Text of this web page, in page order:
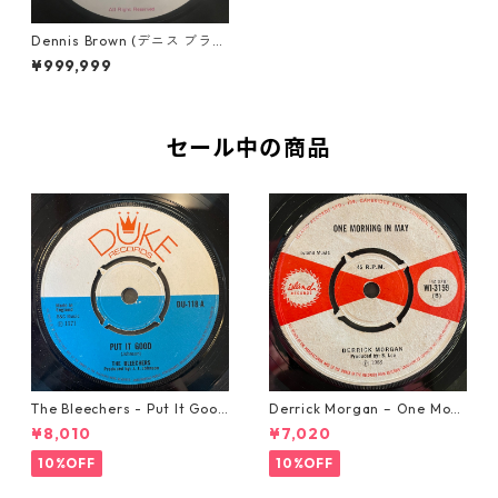
Dennis Brown (デニス ブラウ
ン) - Natural Mystic【7-107
66】
¥999,999
セール中の商品
The Bleechers - Put It Good
【7-21637】
¥8,010
10%OFF
Derrick Morgan – One Morn
ing In May【7-21653】
¥7,020
10%OFF